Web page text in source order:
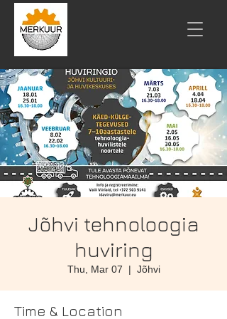
Jõhvi tehnoloogia
huviring
Thu, Mar 07
  |
Jõhvi
Time & Location